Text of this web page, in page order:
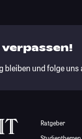
bleiben und folge
Ratgeber